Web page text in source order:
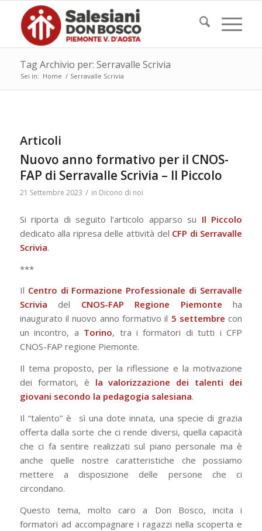
Tag Archivio per: Serravalle Scrivia
Sei in: Home / Serravalle Scrivia
Articoli
Nuovo anno formativo per il CNOS-
FAP di Serravalle Scrivia – Il Piccolo
21 Settembre 2023 / in Dicono di noi
Si riporta di seguito l’articolo apparso su Il Piccolo
dedicato alla ripresa delle attività del CFP di Serravalle
Scrivia.
***
Il Centro di Formazione Professionale di Serravalle
Scrivia del CNOS-FAP Regione Piemonte ha
inaugurato il nuovo anno formativo il 5 settembre con
un incontro, a Torino, tra i formatori di tutti i CFP
CNOS-FAP regione Piemonte.
Il tema proposto, per la riflessione e la motivazione
dei formatori, è la valorizzazione dei talenti dei
giovani secondo la pedagogia salesiana.
Il “talento” è sì una dote innata, una specie di grazia
offerta dalla sorte che ci rende diversi, quella capacità
che ci fa sentire realizzati sul piano personale ma è
anche quelle nostre caratteristiche che possiamo
mettere a disposizione delle persone che ci
circondano.
Questo tema, molto caro a Don Bosco, incita i
formatori ad accompagnare i ragazzi nella scoperta e